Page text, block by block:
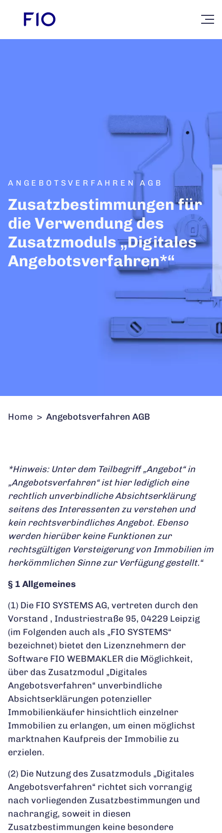
ANGEBOTSVERFAHREN AGB
Zusatzbestimmungen für
die Verwendung des
Zusatzmoduls „Digitales
Angebotsverfahren*“
Home > Angebotsverfahren AGB
*Hinweis: Unter dem Teilbegriff „Angebot“ in
„Angebotsverfahren“ ist hier lediglich eine
rechtlich unverbindliche Absichtserklärung
seitens des Interessenten zu verstehen und
kein rechtsverbindliches Angebot. Ebenso
werden hierüber keine Funktionen zur
rechtsgültigen Versteigerung von Immobilien im
herkömmlichen Sinne zur Verfügung gestellt.“
§ 1 Allgemeines
(1) Die FIO SYSTEMS AG, vertreten durch den
Vorstand , Industriestraße 95, 04229 Leipzig
(im Folgenden auch als „FIO SYSTEMS“
bezeichnet) bietet den Lizenznehmern der
Software FIO WEBMAKLER die Möglichkeit,
über das Zusatzmodul „Digitales
Angebotsverfahren“ unverbindliche
Absichtserklärungen potenzieller
Immobilienkäufer hinsichtlich einzelner
Immobilien zu erlangen, um einen möglichst
marktnahen Kaufpreis der Immobilie zu
erzielen.
(2) Die Nutzung des Zusatzmoduls „Digitales
Angebotsverfahren“ richtet sich vorrangig
nach vorliegenden Zusatzbestimmungen und
nachrangig, soweit in diesen
Zusatzbestimmungen keine besondere